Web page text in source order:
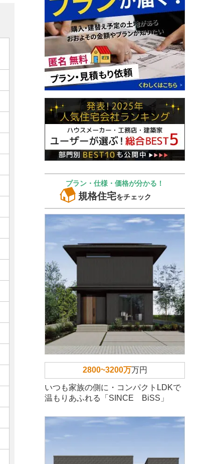
プラン・仕様・価格が分かる！
規格住宅をチェック
2800~3200万万円
いつも家族の側に・コンパクトLDKで
温もりあふれる「SINCE BiSS」